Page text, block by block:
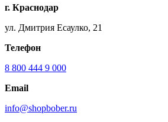
г. Краснодар
ул. Дмитрия Есаулко, 21
Телефон
8 800 444 9 000
Email
info@shopbober.ru